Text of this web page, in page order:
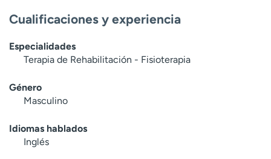
Cualificaciones y experiencia
Especialidades
Terapia de Rehabilitación - Fisioterapia
Género
Masculino
Idiomas hablados
Inglés